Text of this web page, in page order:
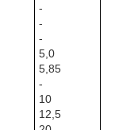
-
-
-
5,0
5,85
-
10
12,5